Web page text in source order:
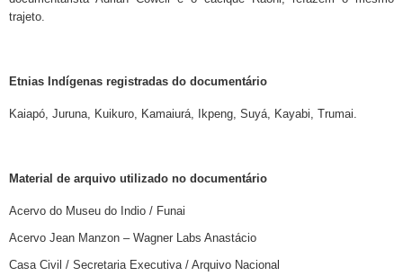
trajeto.
Etnias Indígenas registradas do documentário
Kaiapó, Juruna, Kuikuro, Kamaiurá, Ikpeng, Suyá, Kayabi, Trumai.
Material de arquivo utilizado no documentário
Acervo do Museu do Indio / Funai
Acervo Jean Manzon – Wagner Labs Anastácio
Casa Civil / Secretaria Executiva / Arquivo Nacional